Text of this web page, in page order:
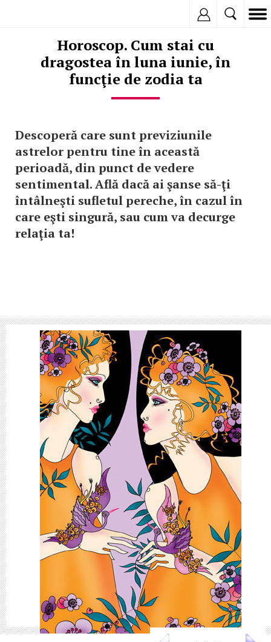
Horoscop. Cum stai cu
dragostea în luna iunie, în
funcţie de zodia ta
Descoperă care sunt previziunile
astrelor pentru tine în această
perioadă, din punct de vedere
sentimental. Află dacă ai şanse să-ţi
întâlneşti sufletul pereche, în cazul în
care eşti singură, sau cum va decurge
relaţia ta!